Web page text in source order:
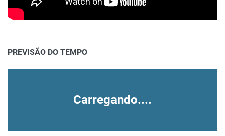
PREVISÃO DO TEMPO
Carregando....